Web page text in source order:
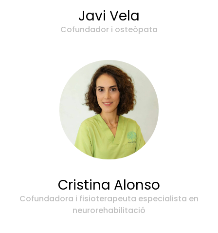
Javi Vela
Cofundador i osteòpata
Cristina Alonso
Cofundadora i fisioterapeuta especialista en
neurorehabilitació